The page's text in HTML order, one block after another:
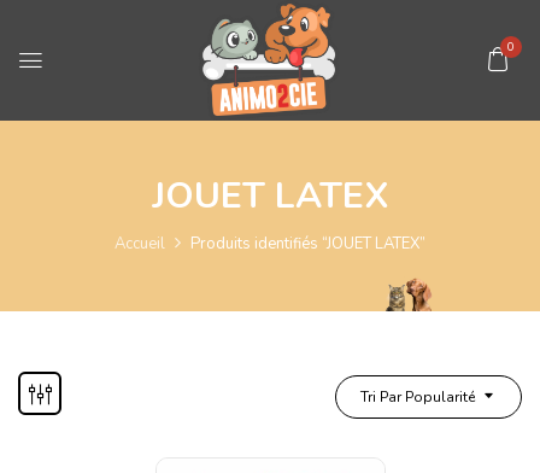
0
JOUET LATEX
Accueil Produits identifiés “JOUET LATEX”
Tri Par Popularité